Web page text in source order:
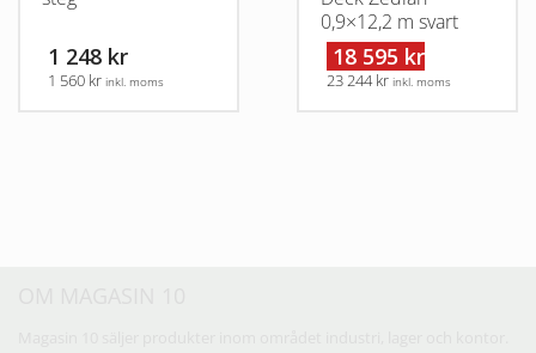
1 248 kr
1 560 kr inkl. moms
0,9×12,2 m svart
18 595 kr
23 244 kr inkl. moms